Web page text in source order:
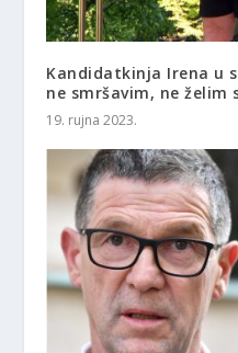
Kandidatkinja Irena u
ne smršavim, ne želim
19. rujna 2023.